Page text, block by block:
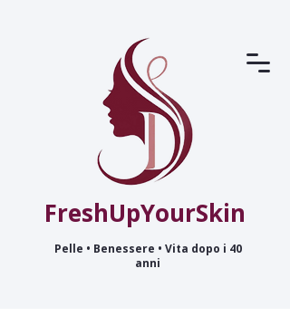
FreshUpYourSkin
Pelle • Benessere • Vita dopo i 40
anni